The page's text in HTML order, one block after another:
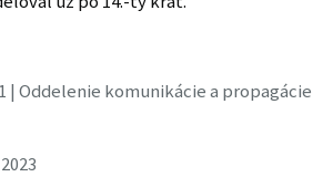
| Oddelenie komunikácie a propagácie